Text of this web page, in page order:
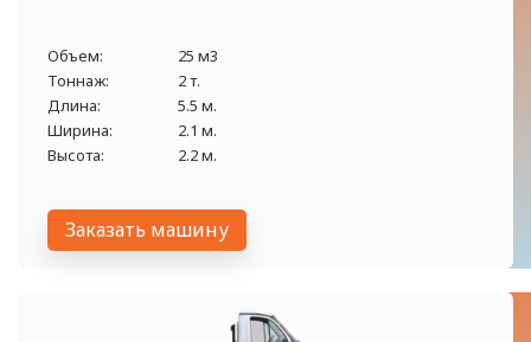
Объем:
25 м3
Тоннаж:
2 т.
Длина:
5.5 м.
Ширина:
2.1 м.
Высота:
2.2 м.
Заказать машину